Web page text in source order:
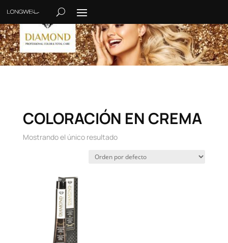
COLORACIÓN EN CREMA
Mostrando el único resultado